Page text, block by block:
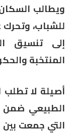
ويطالب
للشباب،
إلى تنسيق
المنتخبة
أصيلة لا
الطبيعي ضمن
التي جمعت بين